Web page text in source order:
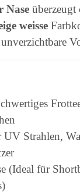
Nase überzeugt
weisse
UV Strahlen,
(Ideal für